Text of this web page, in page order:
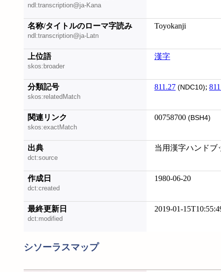
ndl:transcription@ja-Kana
名称/タイトルのローマ字読み
ndl:transcription@ja-Latn
Toyokanji
上位語
skos:broader
漢字
分類記号
skos:relatedMatch
811.27 (NDC10);
関連リンク
skos:exactMatch
00758700 (BSH4)
出典
dct:source
当用漢字ハンドブ
作成日
dct:created
1980-06-20
最終更新日
dct:modified
2019-01-
シソーラスマップ